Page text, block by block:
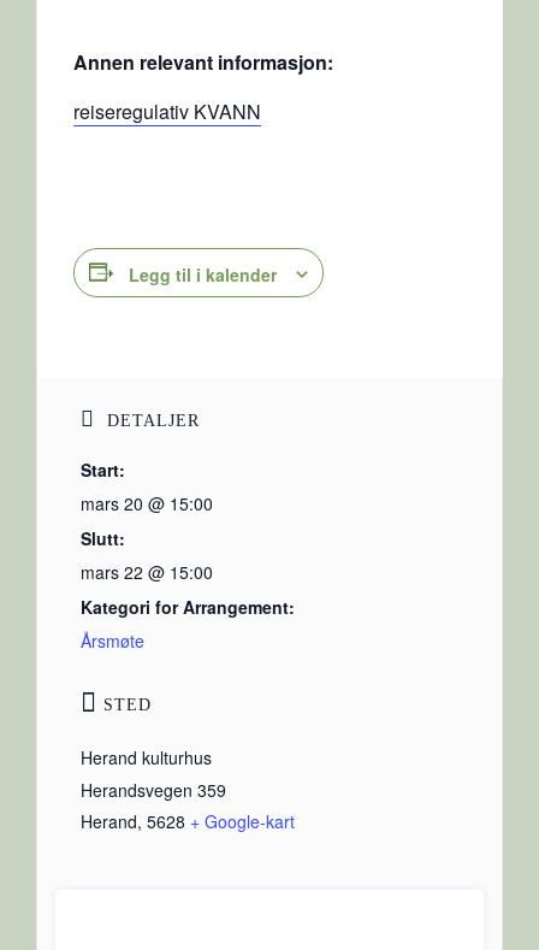
Annen relevant informasjon:
reiseregulativ KVANN
Legg til i kalender
DETALJER
Start:
mars 20 @ 15:00
Slutt:
mars 22 @ 15:00
Kategori for Arrangement:
Årsmøte
STED
Herand kulturhus
Herandsvegen 359
Herand, 5628 + Google-kart